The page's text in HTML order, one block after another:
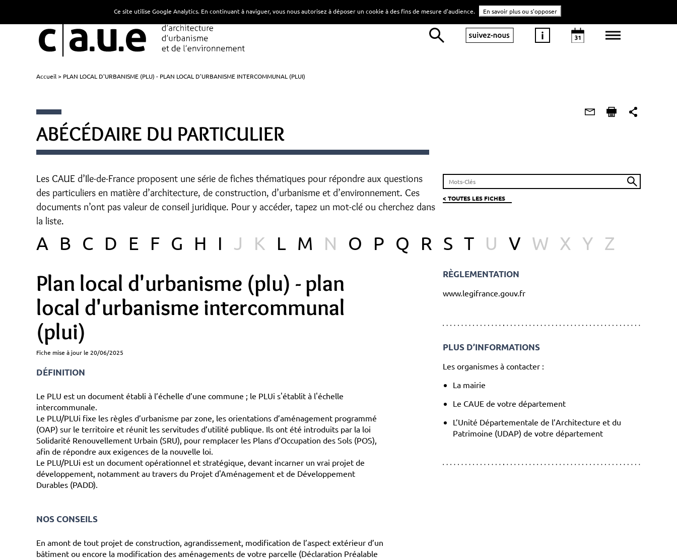
Accueil PLAN LOCAL D'URBANISME (PLU) - PLAN LOCAL D'URBANISME INTERCOMMUNAL (PLUI)
ABÉCÉDAIRE DU PARTICULIER
Les CAUE d’Ile-de-France proposent une série de fiches thématiques pour répondre aux questions
des particuliers en matière d’architecture, de construction, d’urbanisme et d’environnement. Ces
documents n’ont pas valeur de conseil juridique. Pour y accéder, tapez un mot-clé ou cherchez dans
la liste.
< TOUTES LES FICHES
A B C D E F G H I J K L M N O P Q R S T U V W X Y Z
Plan local d'urbanisme (plu) - plan
local d'urbanisme intercommunal
(plui)
Fiche mise à jour le 20/06/2025
DÉFINITION
Le PLU est un document établi à l’échelle d’une commune ; le PLUi s'établit à l'échelle
intercommunale.
Le PLU/PLUi fixe les règles d’urbanisme par zone, les orientations d’aménagement programmé
(OAP) sur le territoire et réunit les servitudes d’utilité publique. Ils ont été introduits par la loi
Solidarité Renouvellement Urbain (SRU), pour remplacer les Plans d’Occupation des Sols (POS),
afin de répondre aux exigences de la nouvelle loi.
Le PLU/PLUi est un document opérationnel et stratégique, devant incarner un vrai projet de
développement, notamment au travers du Projet d'Aménagement et de Développement
Durables (PADD).
NOS CONSEILS
En amont de tout projet de construction, agrandissement, modification de l’aspect extérieur d’un
bâtiment ou encore la modification des aménagements de votre parcelle (Déclaration Préalable
RÈGLEMENTATION
www.legifrance.gouv.fr
PLUS D’INFORMATIONS
Les organismes à contacter :
La mairie
Le CAUE de votre département
L’Unité Départementale de l’Architecture et du
Patrimoine (UDAP) de votre département
Ce site utilise Google Analytics. En continuant à naviguer, vous nous autorisez à déposer un cookie à des fins de mesure d'audience. En savoir plus ou s'opposer